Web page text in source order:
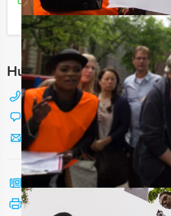
Ik heb een vraag
Hulp nodig bij het
088 428 81 17
Chat met Jeroen
Stuur ons een mailtje
Bel mij terug
Bekijk printbare versie